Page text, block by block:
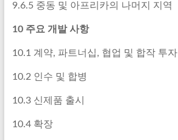
9.6.5 중동 및 아프리카의 나머지 지역
10 주요 개발 사항
10.1 계약, 파트너십, 협업 및 합작 투자
10.2 인수 및 합병
10.3 신제품 출시
10.4 확장